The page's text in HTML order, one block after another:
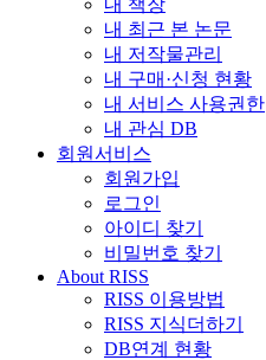
내 최근 본 논문
내 저작물관리
내 구매·신청 현황
내 서비스 사용권한
내 관심 DB
회원서비스
회원가입
로그인
아이디 찾기
비밀번호 찾기
About RISS
RISS 이용방법
RISS 지식더하기
DB연계 현황